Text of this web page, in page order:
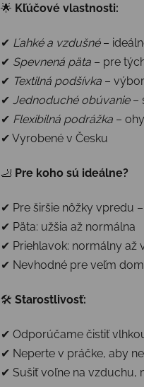
🌟 Kľúčové vlastnosti:
✔ Ľahké a vzdušné–
✔ Spevnená päta – pre
✔ Textilná podšívka –
✔ Jednoduché obúvanie–
✔ Flexibilná podrážka –
✔ Vyrobené v Česku
🦶 Pre koho sú ideálne?
✔ Pre širšie nôžky vpredu
✔ Päta: užšia až normálna
✔ Priehlavok: normálny až
✔ Nevhodné pre veľm
🛠 Starostlivosť:
✔ Odporúčame čistiť
✔ Neperte v práčke, aby
✔ Sušiť voľne na vzduchu,